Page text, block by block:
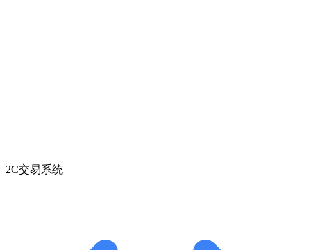
2C交易系统